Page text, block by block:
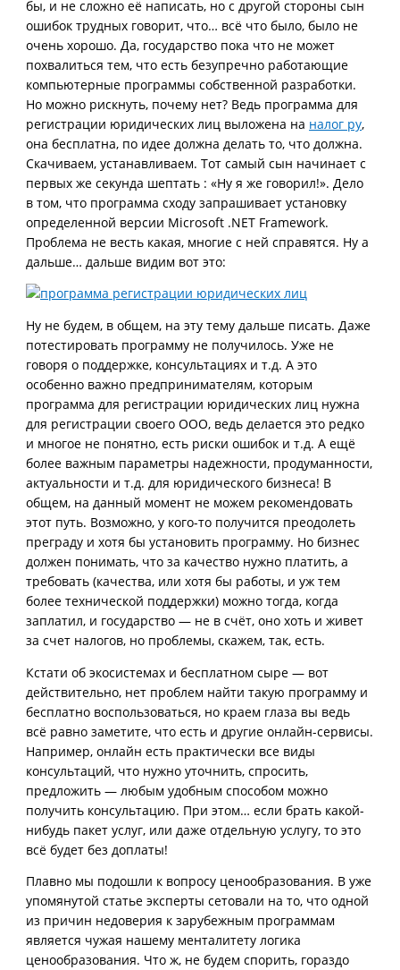
бы, и не сложно её написать, но с другой стороны сын
ошибок трудных говорит, что… всё что было, было не
очень хорошо. Да, государство пока что не может
похвалиться тем, что есть безупречно работающие
компьютерные программы собственной разработки.
Но можно рискнуть, почему нет? Ведь программа для
регистрации юридических лиц выложена на налог ру,
она бесплатна, по идее должна делать то, что должна.
Скачиваем, устанавливаем. Тот самый сын начинает с
первых же секунда шептать : «Ну я же говорил!». Дело
в том, что программа сходу запрашивает установку
определенной версии Microsoft .NET Framework.
Проблема не весть какая, многие с ней справятся. Ну а
дальше… дальше видим вот это:
Ну не будем, в общем, на эту тему дальше писать. Даже
потестировать программу не получилось. Уже не
говоря о поддержке, консультациях и т.д. А это
особенно важно предпринимателям, которым
программа для регистрации юридических лиц нужна
для регистрации своего ООО, ведь делается это редко
и многое не понятно, есть риски ошибок и т.д. А ещё
более важным параметры надежности, продуманности,
актуальности и т.д. для юридического бизнеса! В
общем, на данный момент не можем рекомендовать
этот путь. Возможно, у кого-то получится преодолеть
преграду и хотя бы установить программу. Но бизнес
должен понимать, что за качество нужно платить, а
требовать (качества, или хотя бы работы, и уж тем
более технической поддержки) можно тогда, когда
заплатил, и государство — не в счёт, оно хоть и живет
за счет налогов, но проблемы, скажем, так, есть.
Кстати об экосистемах и бесплатном сыре — вот
действительно, нет проблем найти такую программу и
бесплатно воспользоваться, но краем глаза вы ведь
всё равно заметите, что есть и другие онлайн-сервисы.
Например, онлайн есть практически все виды
консультаций, что нужно уточнить, спросить,
предложить — любым удобным способом можно
получить консультацию. При этом… если брать какой-
нибудь пакет услуг, или даже отдельную услугу, то это
всё будет без доплаты!
Плавно мы подошли к вопросу ценообразования. В уже
упомянутой статье эксперты сетовали на то, что одной
из причин недоверия к зарубежным программам
является чужая нашему менталитету логика
ценообразования. Что ж, не будем спорить, гораздо